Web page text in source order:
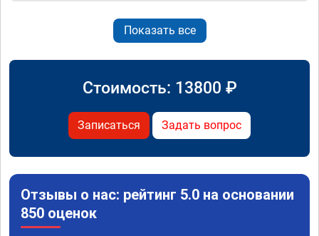
Показать все
Стоимость: 13800 ₽
Записаться Задать вопрос
Отзывы о нас: рейтинг 5.0 на основании
850 оценок